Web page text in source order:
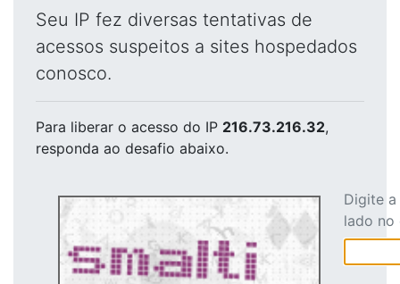
Seu IP fez diversas tentativas de
acessos suspeitos a sites hospedados
conosco.
Para liberar o acesso do IP 216.73.216.32,
responda ao desafio abaixo.
Digite
lado no